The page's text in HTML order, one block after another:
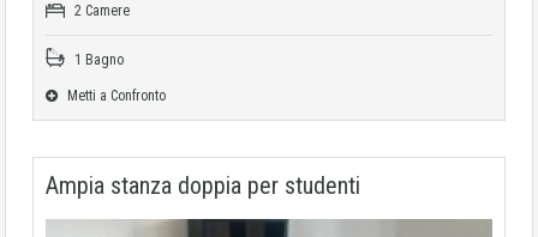
2 Camere
1 Bagno
Metti a Confronto
Ampia stanza doppia per studenti